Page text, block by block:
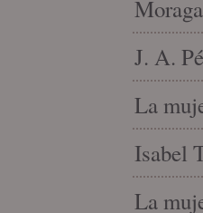
J. A.
La
Isabel
La